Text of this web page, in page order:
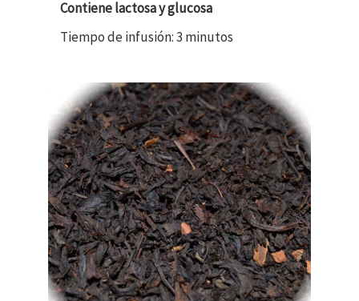
Contiene lactosa y glucosa
Tiempo de infusión: 3 minutos